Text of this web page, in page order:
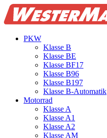
PKW
Klasse B
Klasse BE
Klasse BF17
Klasse B96
Klasse B197
Klasse B‑Automatik
Motorrad
Klasse A
Klasse A1
Klasse A2
Klasse AM